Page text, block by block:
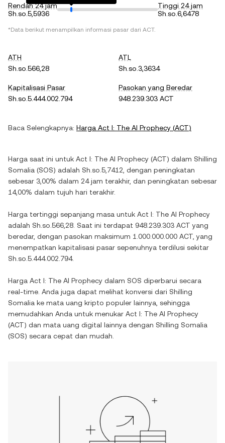
Rendah 24 jam
Sh.so.5,5936
Tinggi 24 jam
Sh.so.6,6478
*Data berikut menampilkan informasi pasar dari ACT.
ATH
Sh.so.566,28
ATL
Sh.so.3,3634
Kapitalisasi Pasar
Sh.so.5.444.002.794
Pasokan yang Beredar
948.239.303 ACT
Baca Selengkapnya: Harga Act I: The AI Prophecy (ACT)
Harga saat ini untuk Act I: The AI Prophecy (ACT) dalam Shilling
Somalia (SOS) adalah Sh.so.5,7412 , dengan peningkatan
sebesar 3,00% dalam 24 jam terakhir, dan peningkatan sebesar
14,00% dalam tujuh hari terakhir.
Harga tertinggi sepanjang masa untuk Act I: The AI Prophecy
adalah Sh.so.566,28 . Saat ini terdapat 948.239.303 ACT yang
beredar, dengan pasokan maksimum 1.000.000.000 ACT , yang
menempatkan kapitalisasi pasar sepenuhnya terdilusi sekitar
Sh.so.5.444.002.794.
Harga Act I: The AI Prophecy dalam SOS diperbarui secara
real-time. Anda juga dapat melihat konversi dari Shilling
Somalia ke mata uang kripto populer lainnya, sehingga
memudahkan Anda untuk menukar Act I: The AI Prophecy
(ACT) dan mata uang digital lainnya dengan Shilling Somalia
(SOS) secara cepat dan mudah.